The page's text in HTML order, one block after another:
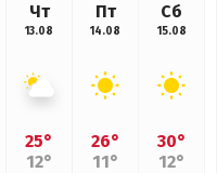
Чт
13.08
25°
12°
Пт
14.08
26°
11°
Сб
15.08
30°
12°